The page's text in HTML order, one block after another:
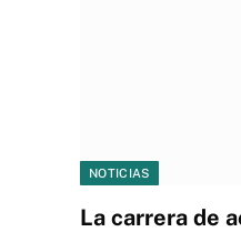
NOTICIAS
La carrera de